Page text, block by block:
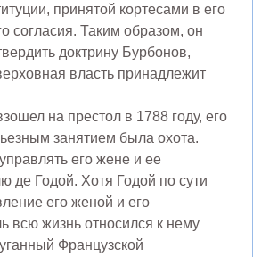
принятой кортесами в его
согласия. Таким образом, он
доктрину Бурбонов,
власть принадлежит
на престол в 1788 году, его
занятием была охота.
его жене и ее
де Годой. Хотя Годой по сути
его женой и его
всю жизнь относился к нему
Французской